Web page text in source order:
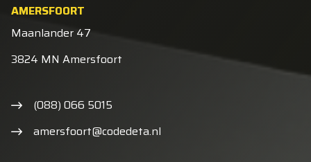
AMERSFOORT
Maanlander 47
3824 MN Amersfoort
(088) 066 5015
amersfoort@codedeta.nl